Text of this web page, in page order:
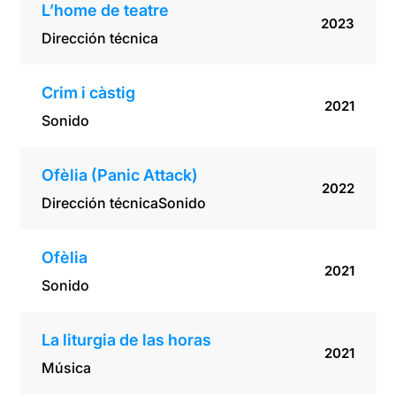
L’home de teatre
Dirección técnica
2023
Crim i càstig
Sonido
2021
Ofèlia (Panic Attack)
Dirección técnicaSonido
2022
Ofèlia
Sonido
2021
La liturgia de las horas
Música
2021